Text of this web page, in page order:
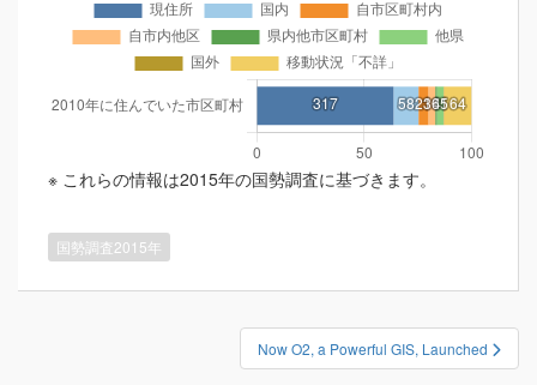
※ これらの情報は2015年の国勢調査に基づきます。
国勢調査2015年
Now O2, a Powerful GIS, Launched